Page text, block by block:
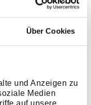
Über Cookies
und Anzeigen zu
Medien
auf unsere
4010886600603
verchromt